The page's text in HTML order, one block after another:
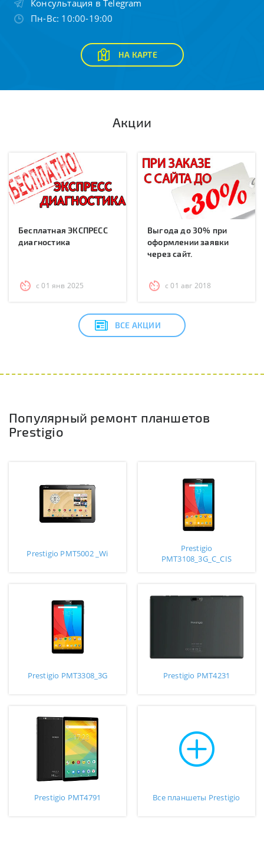
Консультация в Telegram
Пн-Вс: 10:00-19:00
НА КАРТЕ
Акции
Бесплатная ЭКСПРЕСС
диагностика
с 01 янв 2025
Выгода до 30% при
оформлении заявки
через сайт.
с 01 авг 2018
ВСЕ АКЦИИ
Популярный ремонт планшетов
Prestigio
Prestigio PMT5002 _Wi
Prestigio
PMT3108_3G_C_CIS
Prestigio PMT3308_3G Prestigio PMT4231
Prestigio PMT4791 Все планшеты Prestigio